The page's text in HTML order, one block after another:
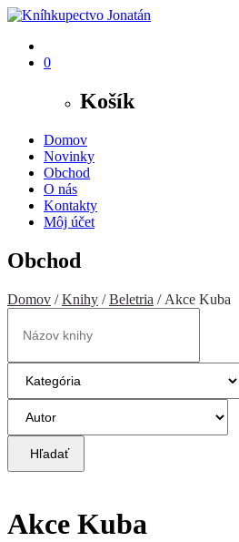
0
Košík
Domov
Novinky
Obchod
O nás
Kontakty
Môj účet
Obchod
Domov /Knihy /Beletria / Akce Kuba
Hľadať
Akce Kuba